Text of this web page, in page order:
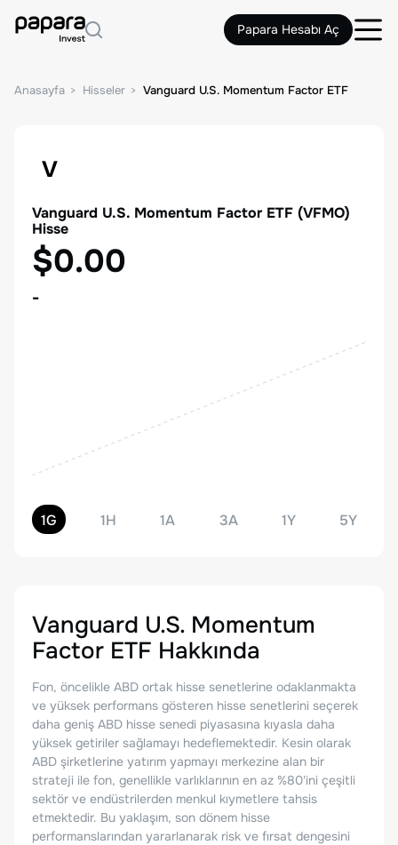
Papara Hesabı Aç
Anasayfa Hisseler Vanguard U.S. Momentum Factor ETF
V
Vanguard U.S. Momentum Factor ETF (VFMO)
Hisse
$0.00
-
1G 1H 1A 3A 1Y 5Y
Vanguard U.S. Momentum
Factor ETF Hakkında
Fon, öncelikle ABD ortak hisse senetlerine odaklanmakta
ve yüksek performans gösteren hisse senetlerini seçerek
daha geniş ABD hisse senedi piyasasına kıyasla daha
yüksek getiriler sağlamayı hedeflemektedir. Kesin olarak
ABD şirketlerine yatırım yapmayı merkezine alan bir
strateji ile fon, genellikle varlıklarının en az %80'ini çeşitli
sektör ve endüstrilerden menkul kıymetlere tahsis
etmektedir. Bu yaklaşım, son dönem hisse
performanslarından yararlanarak risk ve fırsat dengesini